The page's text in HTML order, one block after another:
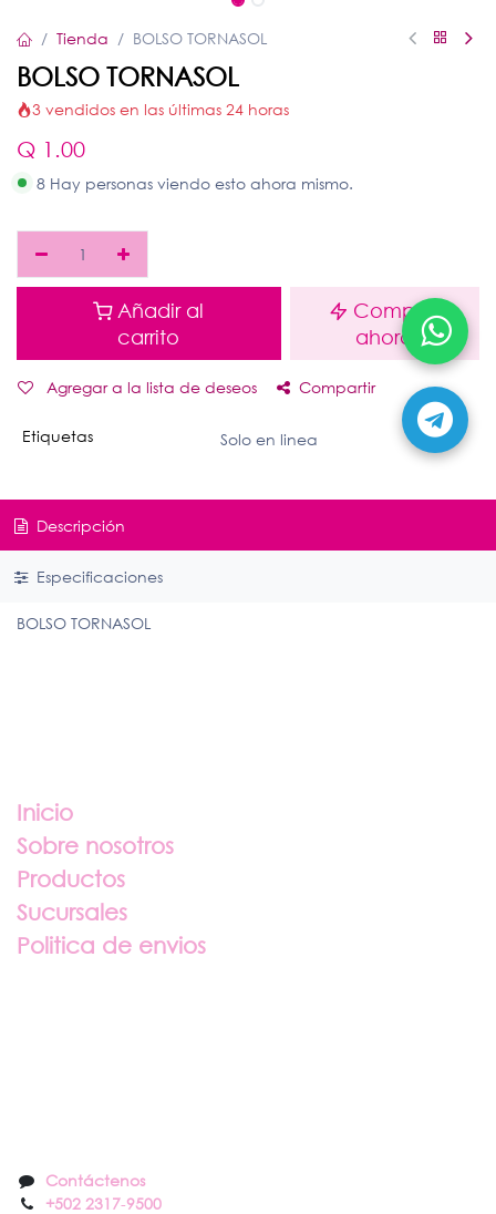
Tienda BOLSO TORNASOL
BOLSO TORNASOL
3 vendidos en las últimas 24 horas
Q 1.00
8 Hay personas viendo esto ahora mismo.
Añadir al
carrito
Comprar
ahora
Agregar a la lista de deseos Compartir
Etiquetas Solo en linea
Descripción
Especificaciones
BOLSO TORNASOL
Inicio
Sobre nosotros
Productos
Sucursales
Politica de envios
Contáctenos
+502 2317-9500